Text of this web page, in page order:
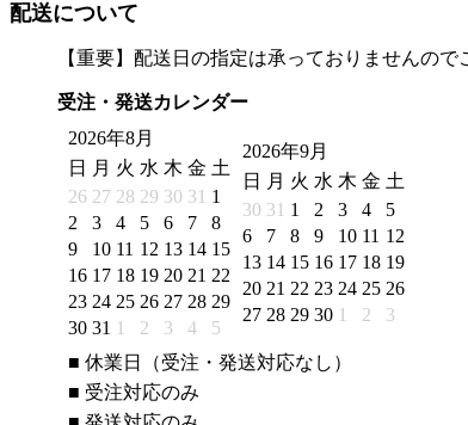
配送について
【重要】配送日の指定は承っておりませんので
受注・発送カレンダー
2026年8月
日
月 火 水 木 金 土
26 27 28 29 30 31 1
2
3 4 5 6 7
8
9
10 11 12 13 14 15
16 17 18 19 20 21 22
23 24 25 26 27 28 29
30 31 1 2 3 4 5
2026年9月
日
月 火 水 木 金 土
30 31 1 2 3 4
5
6
7 8 9 10 11 12
13 14 15 16 17 18 19
20 21 22 23 24 25 26
27 28 29 30 1 2 3
■ 休業日（受注・発送対応なし）
■ 受注対応のみ